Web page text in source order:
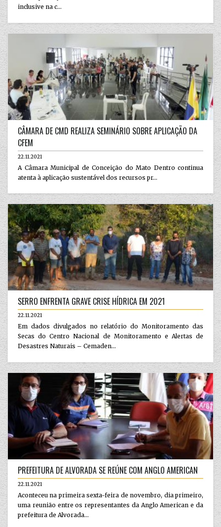
inclusive na c...
CÂMARA DE CMD REALIZA SEMINÁRIO SOBRE APLICAÇÃO DA
CFEM
22.11.2021
A Câmara Municipal de Conceição do Mato Dentro continua
atenta à aplicação sustentável dos recursos pr...
SERRO ENFRENTA GRAVE CRISE HÍDRICA EM 2021
22.11.2021
Em dados divulgados no relatório do Monitoramento das
Secas do Centro Nacional de Monitoramento e Alertas de
Desastres Naturais – Cemaden...
PREFEITURA DE ALVORADA SE REÚNE COM ANGLO AMERICAN
22.11.2021
Aconteceu na primeira sexta-feira de novembro, dia primeiro,
uma reunião entre os representantes da Anglo American e da
prefeitura de Alvorada...